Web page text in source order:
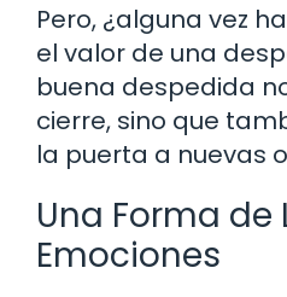
Pero, ¿alguna vez
el valor de una
buena despedida
cierre, sino que
la puerta a nuevas
Una Forma de
Emociones